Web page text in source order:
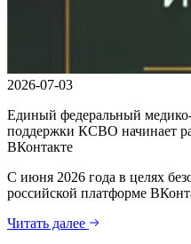
2026-07-03
Единый федеральный
поддержки КСВО начинает
ВКонтакте
С июня 2026 года в целях
российской платформе
Читать далее